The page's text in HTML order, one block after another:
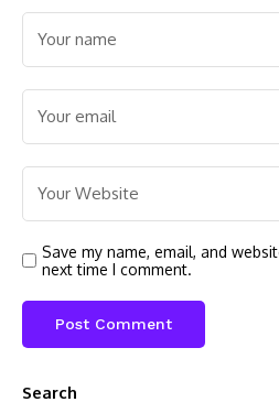
Save my name, email, and
next time I comment.
Search